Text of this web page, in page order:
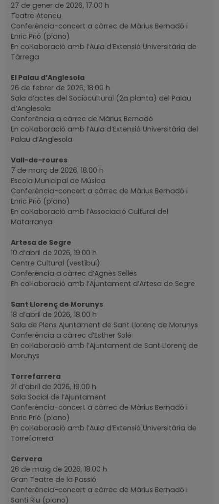
27 de gener de 2026, 17.00 h
Teatre Ateneu
Conferència-concert a càrrec de Màrius Bernadó i
Enric Prió (piano)
En col·laboració amb l’Aula d’Extensió Universitària de
Tàrrega
El Palau d’Anglesola
26 de febrer de 2026, 18.00 h
Sala d’actes del Sociocultural (2a planta) del Palau
d’Anglesola
Conferència a càrrec de Màrius Bernadó
En col·laboració amb l’Aula d’Extensió Universitària del
Palau d’Anglesola
Vall-de-roures
7 de març de 2026, 18.00 h
Escola Municipal de Música
Conferència-concert a càrrec de Màrius Bernadó i
Enric Prió (piano)
En col·laboració amb l’Associació Cultural del
Matarranya
Artesa de Segre
10 d’abril de 2026, 19.00 h
Centre Cultural (vestíbul)
Conferència a càrrec d’Agnès Sellés
En col·laboració amb l’Ajuntament d’Artesa de Segre
Sant Llorenç de Morunys
18 d’abril de 2026, 18.00 h
Sala de Plens Ajuntament de Sant Llorenç de Morunys
Conferència a càrrec d’Esther Solé
En col·laboració amb l’Ajuntament de Sant Llorenç de
Morunys
Torrefarrera
21 d’abril de 2026, 19.00 h
Sala Social de l’Ajuntament
Conferència-concert a càrrec de Màrius Bernadó i
Enric Prió (piano)
En col·laboració amb l’Aula d’Extensió Universitària de
Torrefarrera
Cervera
26 de maig de 2026, 18.00 h
Gran Teatre de la Passió
Conferència-concert a càrrec de Màrius Bernadó i
Santi Riu (piano)